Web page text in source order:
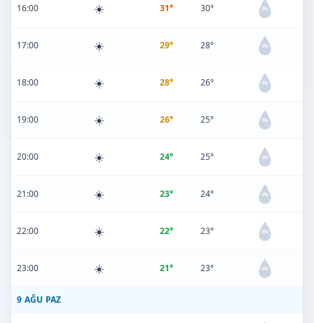
16:00 ☀️ 31° 30° 0%
17:00 ☀️ 29° 28° 0%
18:00 ☀️ 28° 26° 0%
19:00 ☀️ 26° 25° 0%
20:00 ☀️ 24° 25° 0%
21:00 ☀️ 23° 24° 0%
22:00 ☀️ 22° 23° 0%
23:00 ☀️ 21° 23° 0%
9 AĞU PAZ